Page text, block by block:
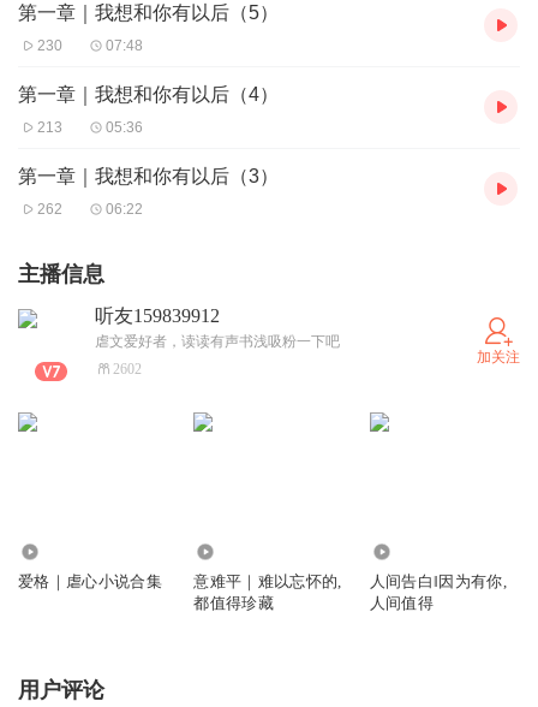
第一章｜我想和你有以后（5）
230 07:48
第一章｜我想和你有以后（4）
213 05:36
第一章｜我想和你有以后（3）
262 06:22
主播信息
听友159839912
虐文爱好者，读读有声书浅吸粉一下吧
2602
加关注
爱格｜虐心小说合集
意难平｜难以忘怀的,
都值得珍藏
人间告白‖因为有你,
人间值得
用户评论